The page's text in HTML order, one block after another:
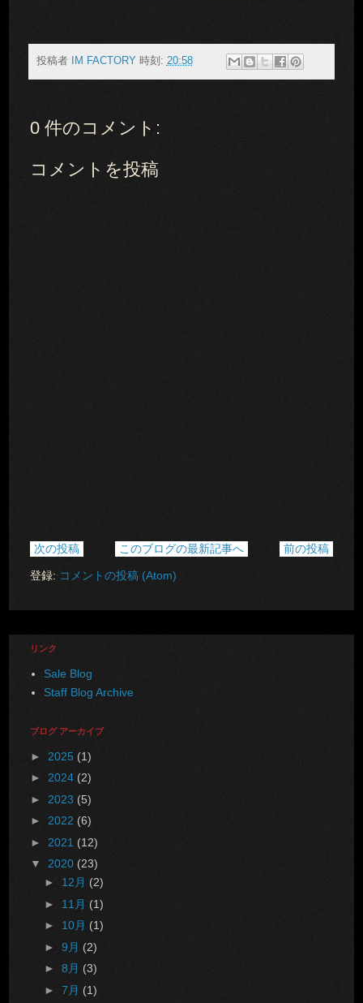
投稿者 IM FACTORY 時刻: 20:58
0 件のコメント:
コメントを投稿
次の投稿 前の投稿
このブログの最新記事へ
登録: コメントの投稿 (Atom)
リンク
Sale Blog
Staff Blog Archive
ブログ アーカイブ
► 2025 (1)
► 2024 (2)
► 2023 (5)
► 2022 (6)
► 2021 (12)
▼ 2020 (23)
► 12月 (2)
► 11月 (1)
► 10月 (1)
► 9月 (2)
► 8月 (3)
► 7月 (1)